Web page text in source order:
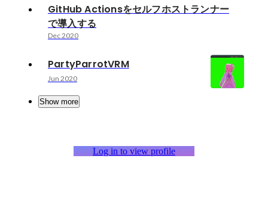
GitHub Actionsをセルフホストランナー
で導入する
Dec 2020
PartyParrotVRM
Jun 2020
Show more
Log in to view profile